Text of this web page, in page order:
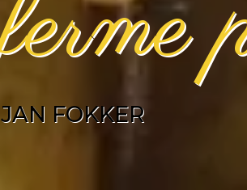
ferme
JAN FOKKER